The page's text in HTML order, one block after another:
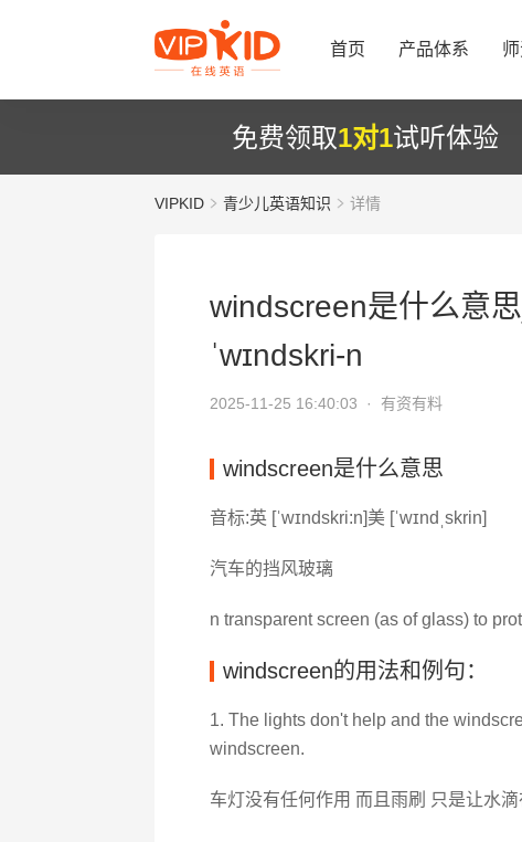
首页 产品体系
免费领取1对1试听体验
VIPKID 青少儿英语知识 详情
windscreen是什么意
ˈwɪndskri-n
2025-11-25 16:40:03 · 有资有料
windscreen是什么意思
音标:英 [ˈwɪndskri:n]美 [ˈwɪndˌskrin]
汽车的挡风玻璃
n transparent screen (as of glass) to
windscreen的用法和例句：
1. The lights don't help and the
windscreen.
车灯没有任何作用 而且雨刷 只是让水